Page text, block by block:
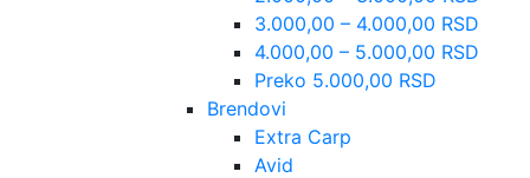
3.000,00 – 4.000,00 RSD
4.000,00 – 5.000,00 RSD
Preko 5.000,00 RSD
Brendovi
Extra Carp
Avid